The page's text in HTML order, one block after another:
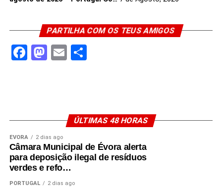
PARTILHA COM OS TEUS AMIGOS
Facebook
Mastodon
EmailShare
ÚLTIMAS 48 HORAS
ÉVORA 2 dias ago
Câmara Municipal de Évora alerta
para deposição ilegal de resíduos
verdes e refo…
PORTUGAL 2 dias ago